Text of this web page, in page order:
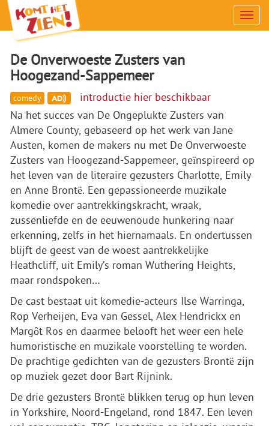
Menu
De Onverwoeste Zusters van
Hoogezand-Sappemeer
comedy
introductie hier beschikbaar
Na het succes van De Ongeplukte Zusters van
Almere County, gebaseerd op het werk van Jane
Austen, komen de makers nu met De Onverwoeste
Zusters van Hoogezand-Sappemeer, geïnspireerd op
het leven van de literaire gezusters Charlotte, Emily
en Anne Brontë. Een gepassioneerde muzikale
komedie over aantrekkingskracht, wraak,
zussenliefde en de eeuwenoude hunkering naar
erkenning, zelfs in het hiernamaals. En ondertussen
blijft de geest van de woest aantrekkelijke
Heathcliff, uit Emily’s roman Wuthering Heights,
maar rondspoken…
De cast bestaat uit komedie-acteurs Ilse Warringa,
Rop Verheijen, Eva van Gessel, Alex Hendrickx en
Margôt Ros en daarmee belooft het weer een hele
humoristische en muzikale voorstelling te worden.
De prachtige gedichten van de gezusters Brontë zijn
op muziek gezet door Bart Rijnink.
De drie gezusters Brontë blikken terug op hun leven
in Yorkshire, Noord-Engeland, rond 1847. Een leven